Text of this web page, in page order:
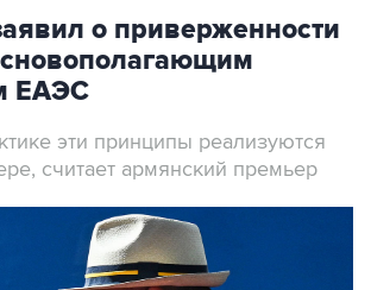
о приверженности
ЕАЭС
эти принципы реализуются
считает армянский премьер